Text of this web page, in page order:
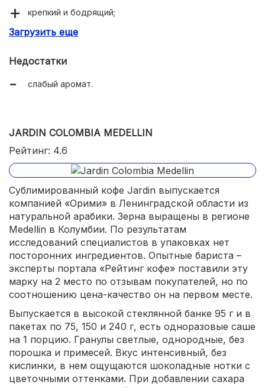
крепкий и бодрящий;
приятное послевкусие;
Загрузить еще
Недостатки
слабый аромат.
JARDIN COLOMBIA MEDELLIN
Рейтинг: 4.6
Сублимированный кофе Jardin выпускается
компанией «Орими» в Ленинградской области из
натуральной арабики. Зерна выращены в регионе
Medellin в Колумбии. По результатам
исследований специалистов в упаковках нет
посторонних ингредиентов. Опытные бариста –
эксперты портала «Рейтинг кофе» поставили эту
марку на 2 место по отзывам покупателей, но по
соотношению цена-качество он на первом месте.
Выпускается в высокой стеклянной банке 95 г и в
пакетах по 75, 150 и 240 г, есть одноразовые саше
на 1 порцию. Гранулы светлые, однородные, без
порошка и примесей. Вкус интенсивный, без
кислинки, в нем ощущаются шоколадные нотки с
цветочными оттенками. При добавлении сахара